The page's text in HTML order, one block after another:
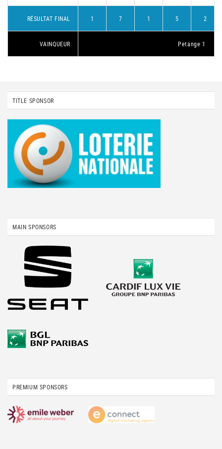
RÉSULTAT FINAL 1 7 1 5 2
VAINQUEUR Petange 1
TITLE SPONSOR
MAIN SPONSORS
PREMIUM SPONSORS